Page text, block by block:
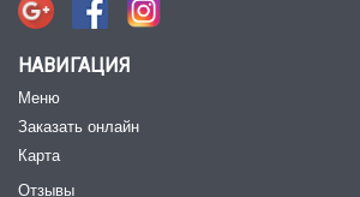
НАВИГАЦИЯ
Меню
Заказать онлайн
Карта
Отзывы